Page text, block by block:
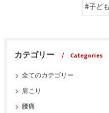
#子ども
カテゴリー
Categories
全てのカテゴリー
肩こり
腰痛